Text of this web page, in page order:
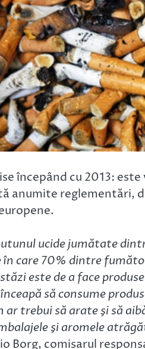
începând cu 2013: este
anumite reglementări,
ucide jumătate
care 70% dintre
este de a face
să consume
trebui să arate şi să
şi aromele
Borg, comisarul